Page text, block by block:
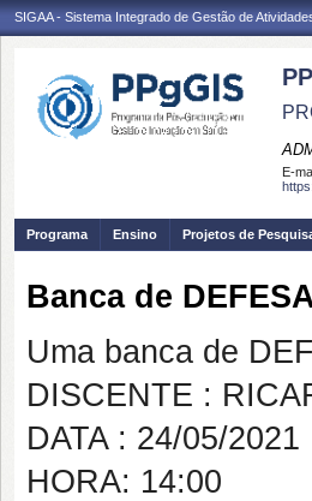
SIGAA - Sistema Integrado de Gestão de
E-
Programa Ensino Projetos de
Banca de
Uma banca de
DISCENTE :
DATA : 24/05/2021
HORA: 14:00